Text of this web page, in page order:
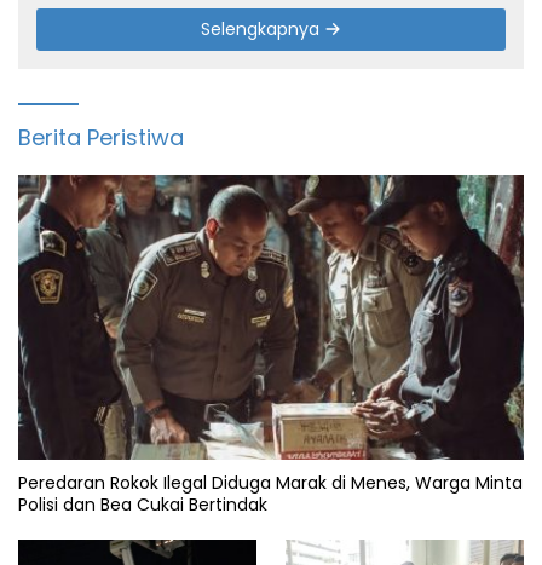
Selengkapnya
Berita Peristiwa
Peredaran Rokok Ilegal Diduga Marak di Menes, Warga Minta
Polisi dan Bea Cukai Bertindak